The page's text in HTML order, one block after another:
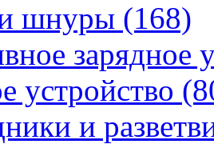
шнуры (168)
зарядное
устройство
и